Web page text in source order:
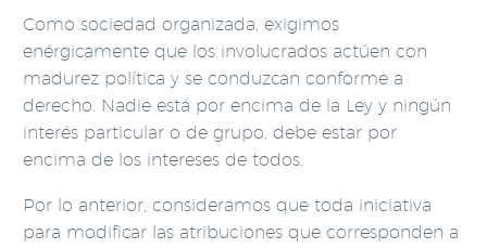
Como sociedad organizada, exigimos
enérgicamente que los involucrados actúen con
madurez política y se conduzcan conforme a
derecho. Nadie está por encima de la Ley y ningún
interés particular o de grupo, debe estar por
encima de los intereses de todos.
Por lo anterior, consideramos que toda iniciativa
para modificar las atribuciones que corresponden a